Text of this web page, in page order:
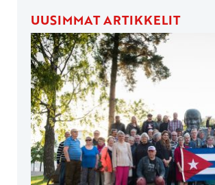
UUSIMMAT ARTIKKELIT